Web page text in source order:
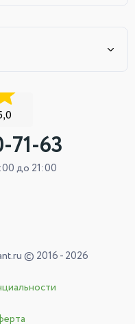
71-63
до 21:00
© 2016 - 2026